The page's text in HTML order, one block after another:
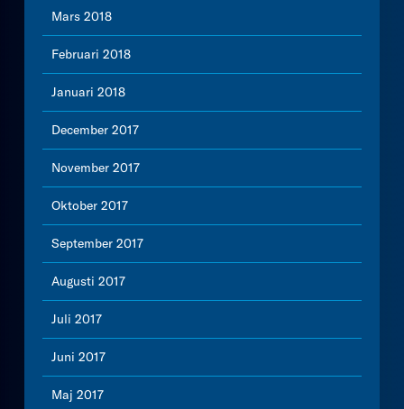
Mars 2018
Februari 2018
Januari 2018
December 2017
November 2017
Oktober 2017
September 2017
Augusti 2017
Juli 2017
Juni 2017
Maj 2017